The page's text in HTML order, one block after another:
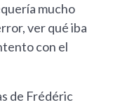
mucho
ver qué iba
con el
de Frédéric